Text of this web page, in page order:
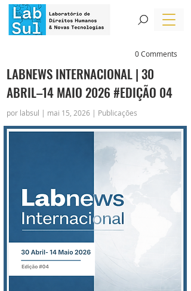
0 Comments
LABNEWS INTERNACIONAL | 30
ABRIL–14 MAIO 2026 #EDIÇÃO 04
por labsul | mai 15, 2026 | Publicações